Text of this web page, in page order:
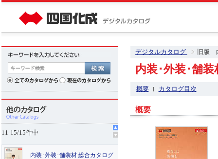
デジタルカタログ 旧版
内装･外装･舗
概要 カタログ目次
概要
11-15/15件中
内装･外装･舗装材 総合カタログ